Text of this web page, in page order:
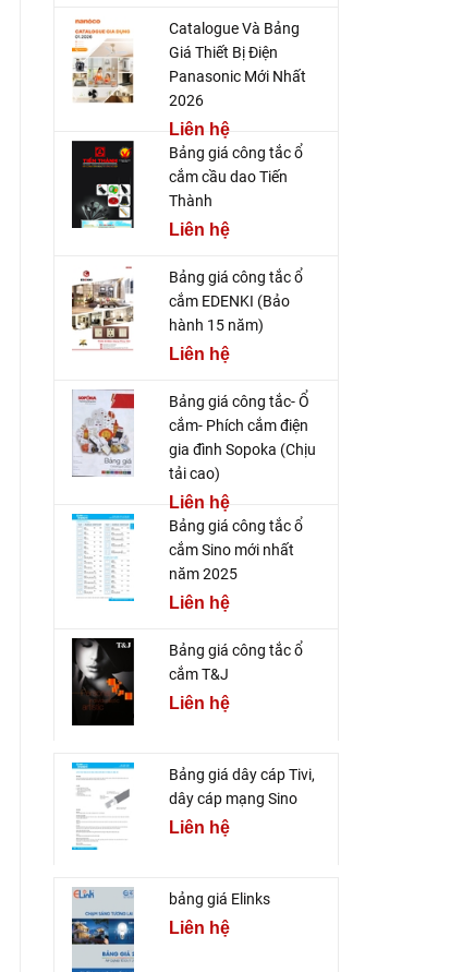
Catalogue Và Bảng
Giá Thiết Bị Điện
Panasonic Mới Nhất
2026
Liên hệ
Bảng giá công tắc ổ
cắm cầu dao Tiến
Thành
Liên hệ
Bảng giá công tắc ổ
cắm EDENKI (Bảo
hành 15 năm)
Liên hệ
Bảng giá công tắc- Ổ
cắm- Phích cắm điện
gia đình Sopoka (Chịu
tải cao)
Liên hệ
Bảng giá công tắc ổ
cắm Sino mới nhất
năm 2025
Liên hệ
Bảng giá công tắc ổ
cắm T&J
Liên hệ
Bảng giá dây cáp Tivi,
dây cáp mạng Sino
Liên hệ
bảng giá Elinks
Liên hệ